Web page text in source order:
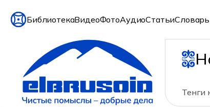
БиблиотекаВидеоФотоАудиоСтатьиСловарь
Тенги